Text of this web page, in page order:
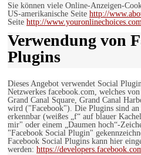
Sie können viele Online-Anzeigen-
US-amerikanische Seite http://
Seite http://
Verwendung von
Plugins
Dieses Angebot verwendet Social
Netzwerkes facebook.com, welches
Grand Canal Square, Grand Canal
wird ("Facebook"). Die Plugins sind an
erkennbar (weißes „f“ auf blauer
mir" oder einem „Daumen hoch“-
"Facebook Social Plugin"
Facebook Social Plugins kann hier
werden: https://